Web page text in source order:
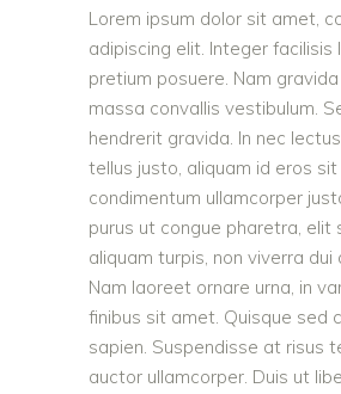
Lorem ipsum dolor sit amet,
adipiscing elit. Integer facilisis
pretium posuere. Nam gravida
massa convallis vestibulum.
hendrerit gravida. In nec
tellus justo, aliquam id eros
condimentum ullamcorper
purus ut congue pharetra, elit
aliquam turpis, non viverra dui
Nam laoreet ornare urna, in
finibus sit amet. Quisque sed
sapien. Suspendisse at risus
auctor ullamcorper. Duis ut